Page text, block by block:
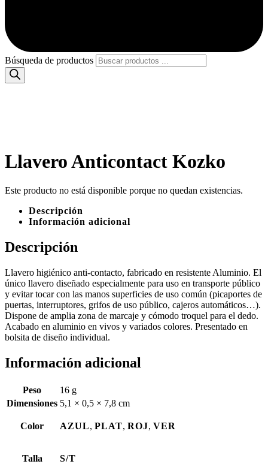
Búsqueda de productos
Llavero Anticontact Kozko
Este producto no está disponible porque no quedan existencias.
Descripción
Información adicional
Descripción
Llavero higiénico anti-contacto, fabricado en resistente Aluminio. El
único llavero diseñado especialmente para uso en transporte público
y evitar tocar con las manos superficies de uso común (picaportes de
puertas, interruptores, grifos de uso público, cajeros automáticos…).
Dispone de amplia zona de marcaje y cómodo troquel para el dedo.
Acabado en aluminio en vivos y variados colores. Presentado en
bolsita de diseño individual.
Información adicional
Peso
16 g
Dimensiones 5,1 × 0,5 × 7,8 cm
Color AZUL, PLAT, ROJ, VER
Talla S/T